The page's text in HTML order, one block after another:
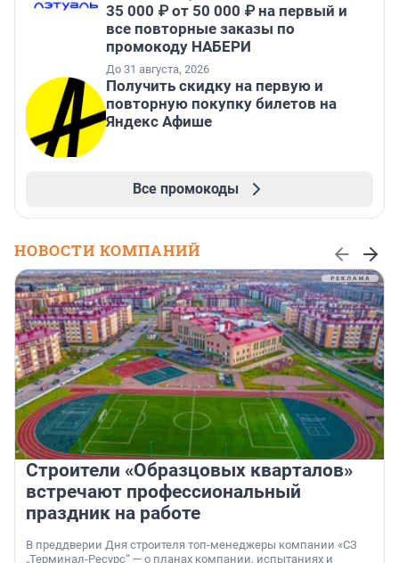
35 000 ₽ от 50 000 ₽ на первый и
все повторные заказы по
промокоду НАБЕРИ
До 31 августа, 2026
Получить скидку на первую и
повторную покупку билетов на
Яндекс Афише
Все промокоды
НОВОСТИ КОМПАНИЙ
Строители «Образцовых кварталов»
встречают профессиональный
праздник на работе
В преддверии Дня строителя топ-менеджеры компании «СЗ
„Терминал-Ресурс“ — о планах компании, испытаниях и